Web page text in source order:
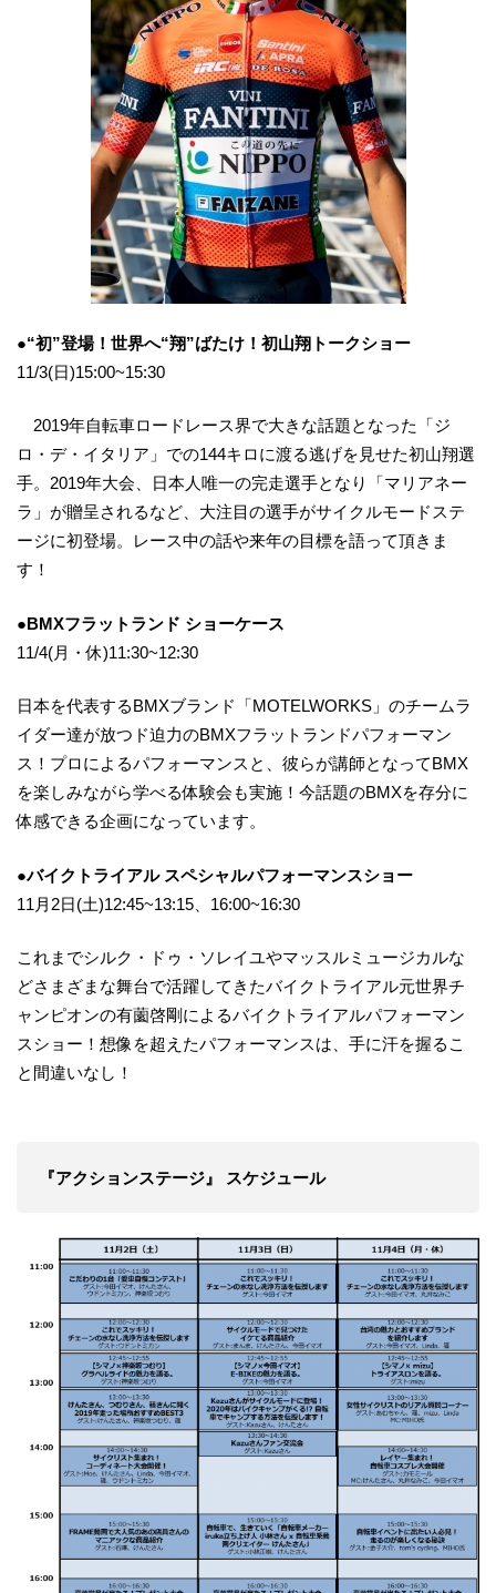
●“初”登場！世界へ“翔”ばたけ！初山翔トークショー
11/3(日)15:00~15:30
2019年自転車ロードレース界で大きな話題となった「ジ
ロ・デ・イタリア」での144キロに渡る逃げを見せた初山翔選
手。2019年大会、日本人唯一の完走選手となり「マリアネー
ラ」が贈呈されるなど、大注目の選手がサイクルモードステ
ージに初登場。レース中の話や来年の目標を語って頂きま
す！
●BMXフラットランド ショーケース
11/4(月・休)11:30~12:30
日本を代表するBMXブランド「MOTELWORKS」のチームラ
イダー達が放つド迫力のBMXフラットランドパフォーマン
ス！プロによるパフォーマンスと、彼らが講師となってBMX
を楽しみながら学べる体験会も実施！今話題のBMXを存分に
体感できる企画になっています。
●バイクトライアル スペシャルパフォーマンスショー
11月2日(土)12:45~13:15、16:00~16:30
これまでシルク・ドゥ・ソレイユやマッスルミュージカルな
どさまざまな舞台で活躍してきたバイクトライアル元世界チ
ャンピオンの有薗啓剛によるバイクトライアルパフォーマン
スショー！想像を超えたパフォーマンスは、手に汗を握るこ
と間違いなし！
『アクションステージ』 スケジュール